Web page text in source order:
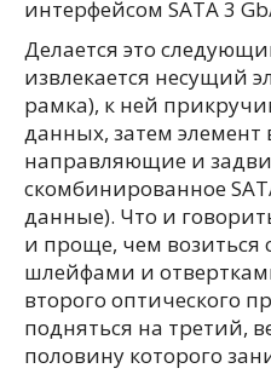
интерфейсом SATA 3
Делается это
извлекается несущий
рамка), к ней
данных, затем элемент
направляющие и
скомбинированное
данные). Что и
и проще, чем возиться
шлейфами и
второго оптического
подняться на третий,
половину которого